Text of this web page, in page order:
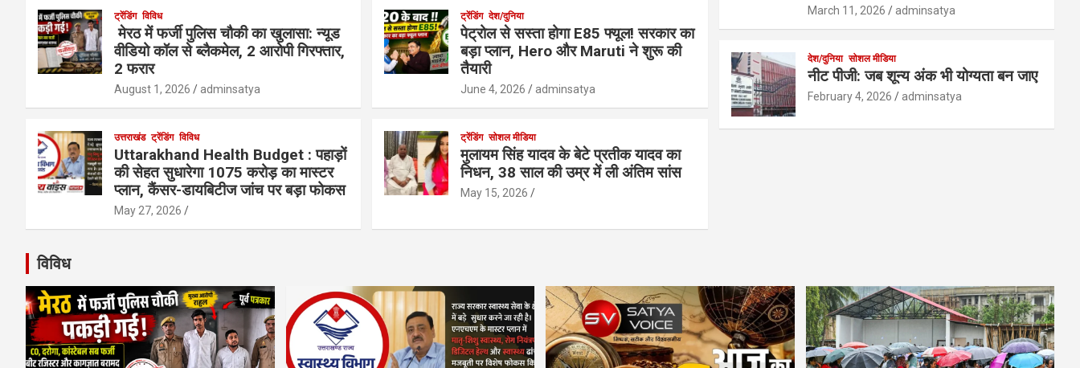
ट्रेंडिंग विविध
मेरठ में फर्जी पुलिस चौकी का खुलासा: न्यूड
वीडियो कॉल से ब्लैकमेल, 2 आरोपी गिरफ्तार,
2 फरार
August 1, 2026 adminsatya
ट्रेंडिंग देश/दुनिया
पेट्रोल से सस्ता होगा E85 फ्यूल! सरकार का
बड़ा प्लान, Hero और Maruti ने शुरू की
तैयारी
June 4, 2026 adminsatya
उत्तराखंड ट्रेंडिंग विविध
Uttarakhand Health Budget : पहाड़ों
की सेहत सुधारेगा 1075 करोड़ का मास्टर
प्लान, कैंसर-डायबिटीज जांच पर बड़ा फोकस
May 27, 2026
ट्रेंडिंग सोशल मीडिया
मुलायम सिंह यादव के बेटे प्रतीक यादव का
निधन, 38 साल की उम्र में ली अंतिम सांस
May 15, 2026
March 11, 2026 adminsatya
देश/दुनिया सोशल मीडिया
नीट पीजी: जब शून्य अंक भी योग्यता बन जाए
February 4, 2026 adminsatya
विविध